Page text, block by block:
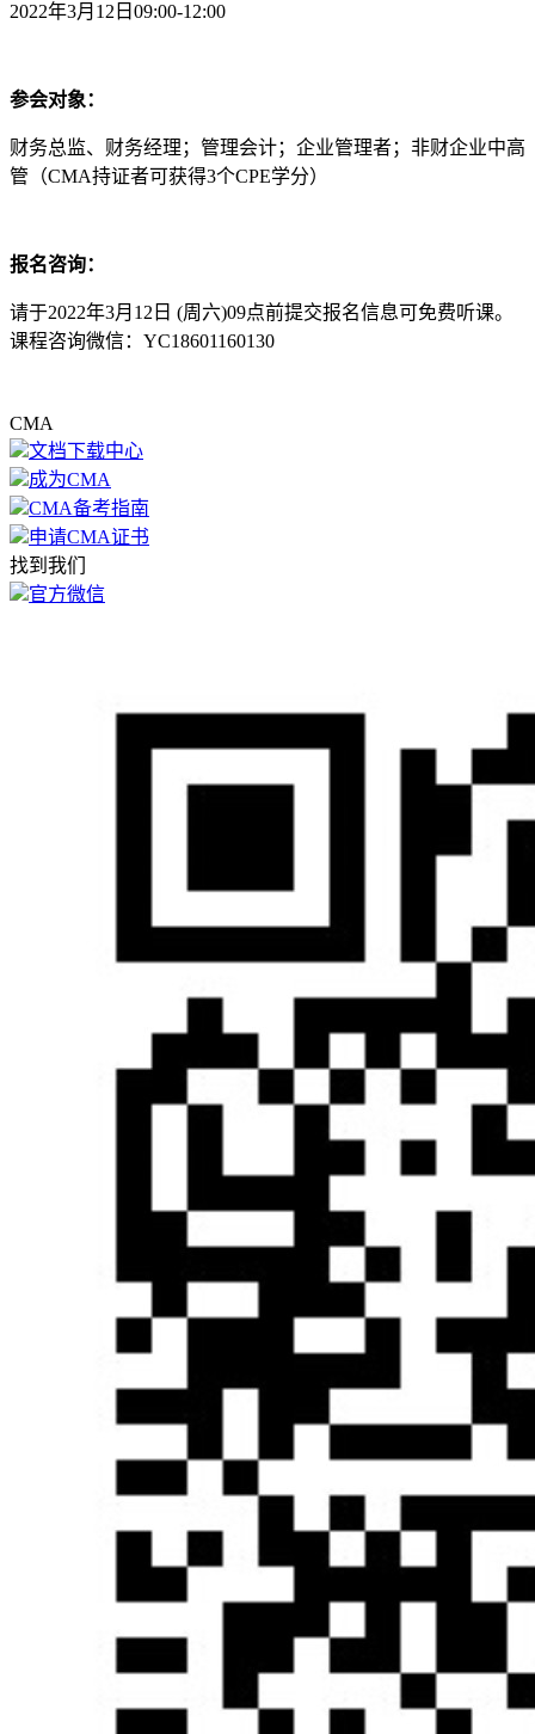
2022年3月12日09:00-12:00
参会对象：
财务总监、财务经理；管理会计；企业管理者；非财企业中高
管（CMA持证者可获得3个CPE学分）
报名咨询：
请于2022年3月12日 (周六)09点前提交报名信息可免费听课。
课程咨询微信：YC18601160130
CMA
文档下载中心
成为CMA
CMA备考指南
申请CMA证书
找到我们
官方微信